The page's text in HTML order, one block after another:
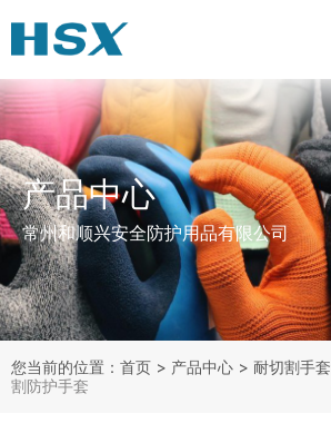
产品中心
常州和顺兴安全防护用品有限公司
您当前的位置：首页 > 产品中心 > 耐切割手套
割防护手套